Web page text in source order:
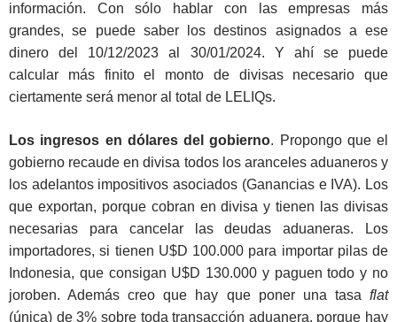
información. Con sólo hablar con las empresas más
grandes, se puede saber los destinos asignados a ese
dinero del 10/12/2023 al 30/01/2024. Y ahí se puede
calcular más finito el monto de divisas necesario que
ciertamente será menor al total de LELIQs.
Los ingresos en dólares del gobierno. Propongo que el
gobierno recaude en divisa todos los aranceles aduaneros y
los adelantos impositivos asociados (Ganancias e IVA). Los
que exportan, porque cobran en divisa y tienen las divisas
necesarias para cancelar las deudas aduaneras. Los
importadores, si tienen U$D 100.000 para importar pilas de
Indonesia, que consigan U$D 130.000 y paguen todo y no
joroben. Además creo que hay que poner una tasa flat
(única) de 3% sobre toda transacción aduanera, porque hay